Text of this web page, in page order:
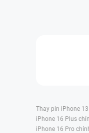
Thay pin iPhone
iPhone 16 Plus
iPhone 16 Pro